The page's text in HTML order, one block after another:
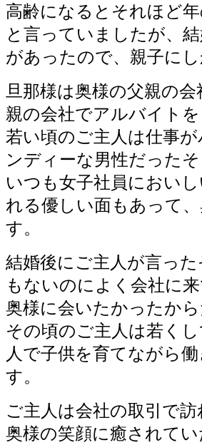
高齢になるとそれほど
と言っていましたが、
があったので、親子に
旦那様は奥様の父親の
親の会社でアルバイト
若い頃のご主人は仕事
ンディーな男性だったそ
いつも女子社員におい
れる優しい面もあって
す。
結婚後にご主人が言っ
もないのによく会社に
奥様に会いたかったから
その頃のご主人は若く
人で子供を育てながら
す。
ご主人は会社の取引で
奥様の笑顔に癒されて